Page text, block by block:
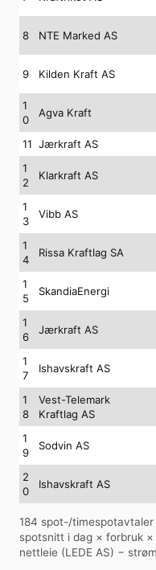
8 NTE Marked AS
9 Kilden Kraft AS
1
0
Agva Kraft
11 Jærkraft AS
1
2
Klarkraft AS
1
3
Vibb AS
1
4
Rissa Kraftlag SA
1
5
SkandiaEnergi
1
6
Jærkraft AS
1
7
Ishavskraft AS
1
8
Vest-Telemark
Kraftlag AS
1
9
Sodvin AS
2
0
Ishavskraft AS
184 spot-/timespotavtaler
spotsnitt i dag × forbruk
nettleie (LEDE AS) −